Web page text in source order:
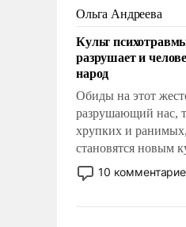
и ее реализация
поднимет наши
возможности.
Ольга Андреева
Культ
разрушает и
народ
Обиды на этот
разрушающий нас,
хрупких и ранимых,
становятся новым
постепенно
отменяя
мужественным и
10